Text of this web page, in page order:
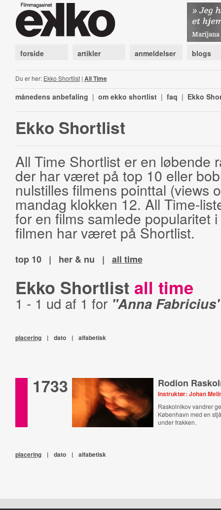
forside artikler anmeldelser blogs
Du er her: Ekko Shortlist| All Time
månedens anbefaling | om ekko shortlist | faq | Ekko
Ekko Shortlist
All Time Shortlist er en løbende
der har været på top 10 eller
nulstilles filmens pointtal (views
mandag klokken 12. All Time-
for en films samlede popularitet
filmen har været på Shortlist.
top 10 | her & nu | all time
Ekko Shortlist all time
1 - 1 ud af 1 for "Anna
placering | dato | alfabetisk
1733 Rodion
Instruktør: Johan
Raskolnikov vandrer
København med en
under frakken.
placering | dato | alfabetisk